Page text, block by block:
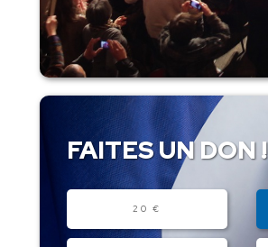
FAITES UN DON !
20 €